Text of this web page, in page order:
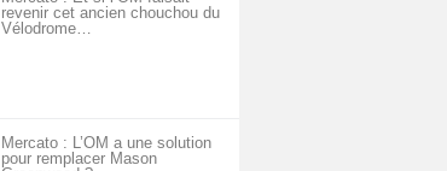
revenir cet ancien chouchou du
Vélodrome…
Mercato : L’OM a une solution
pour remplacer Mason